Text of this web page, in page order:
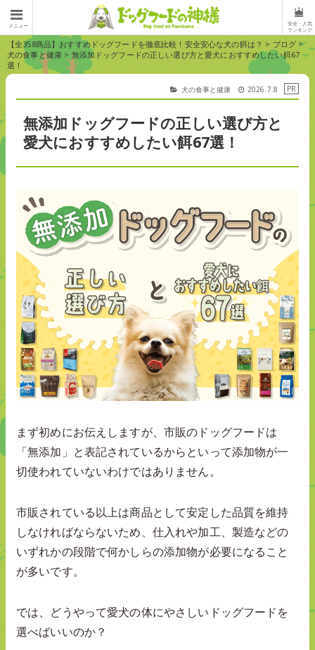
メニュー
安全・人気
ランキング
【全358商品】おすすめドッグフードを徹底比較！安全安心な犬の餌は？ > ブログ >
犬の食事と健康 > 無添加ドッグフードの正しい選び方と愛犬におすすめしたい餌67
選！
犬の食事と健康 2026.7.8
無添加ドッグフードの正しい選び方と
愛犬におすすめしたい餌67選！
まず初めにお伝えしますが、市販のドッグフードは
「無添加」と表記されているからといって添加物が一
切使われていないわけではありません。
市販されている以上は商品として安定した品質を維持
しなければならないため、仕入れや加工、製造などの
いずれかの段階で何かしらの添加物が必要になること
が多いです。
では、どうやって愛犬の体にやさしいドッグフードを
選べばいいのか？